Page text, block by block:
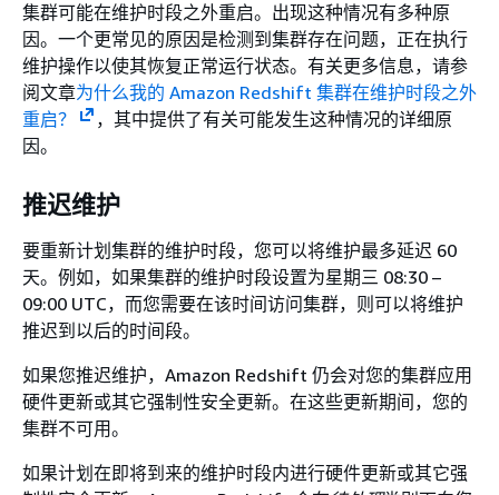
集群可能在维护时段之外重启。出现这种情况有多种原
因。一个更常见的原因是检测到集群存在问题，正在执行
维护操作以使其恢复正常运行状态。有关更多信息，请参
阅文章为什么我的 Amazon Redshift 集群在维护时段之外
重启？
，其中提供了有关可能发生这种情况的详细原
因。
推迟维护
要重新计划集群的维护时段，您可以将维护最多延迟 60
天。例如，如果集群的维护时段设置为星期三 08:30 –
09:00 UTC，而您需要在该时间访问集群，则可以将维护
推迟到以后的时间段。
如果您推迟维护，Amazon Redshift 仍会对您的集群应用
硬件更新或其它强制性安全更新。在这些更新期间，您的
集群不可用。
如果计划在即将到来的维护时段内进行硬件更新或其它强